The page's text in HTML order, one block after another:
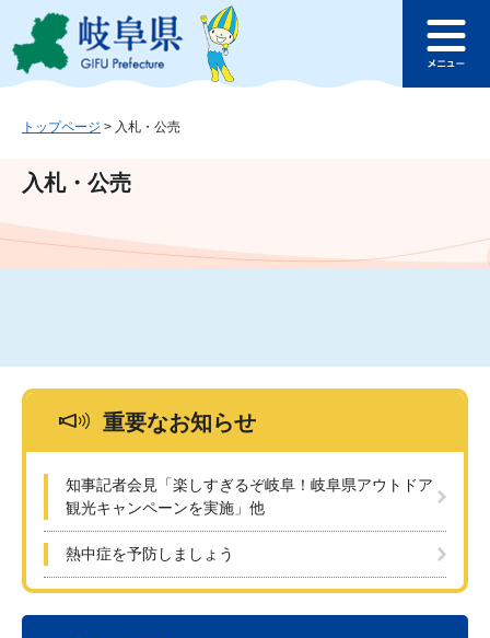
ジ
ュ
文
このページの本文へ
ュ
トップページ > 入札・公売
入札・公売
重要なお知らせ
知事記者会見「楽しすぎるぞ岐阜！岐阜県アウトドア
観光キャンペーンを実施」他
熱中症を予防しましょう